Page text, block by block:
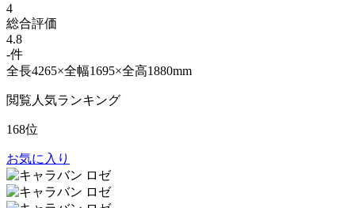
4
総合評価
4.8
-件
全長4265×全幅1695×全高1880mm
閲覧人気ランキング
168位
お気に入り